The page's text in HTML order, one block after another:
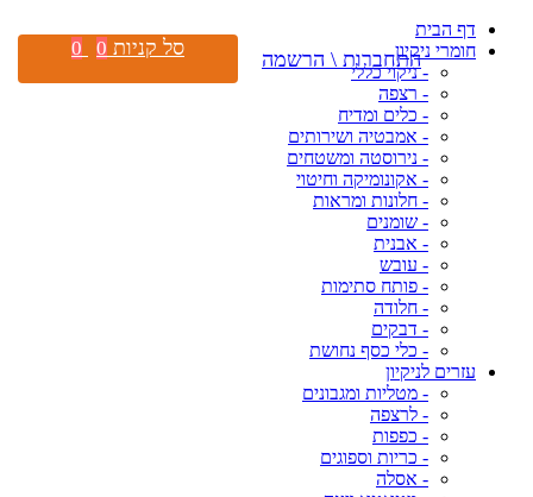
דף הבית
חומרי ניקיון
- ניקוי כללי
- רצפה
- כלים ומדיח
- אמבטיה ושירותים
- נירוסטה ומשטחים
- אקונומיקה וחיטוי
- חלונות ומראות
- שומנים
- אבנית
- עובש
- פותח סתימות
- חלודה
- דבקים
- כלי כסף נחושת
עזרים לניקיון
- מטליות ומגבונים
- לרצפה
- כפפות
- כריות וספוגים
- אסלה
התחברות \ הרשמה סל קניות 0
0